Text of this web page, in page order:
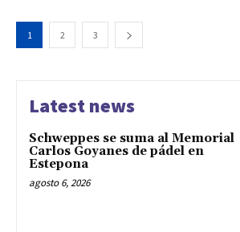
1 2 3
Latest news
Schweppes se suma al Memorial
Carlos Goyanes de pádel en
Estepona
agosto 6, 2026